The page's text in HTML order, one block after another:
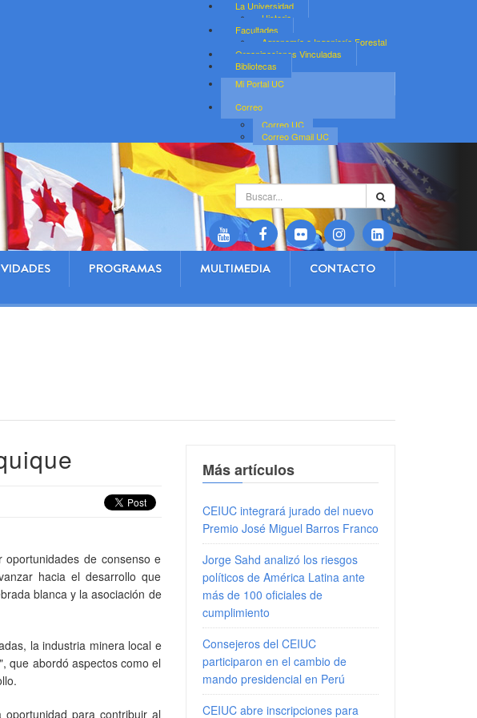
La Universidad
Historia
Facultades
Agronomía e Ingeniería Forestal
Organizaciones Vinculadas
Bibliotecas
Mi Portal UC
Correo
Correo UC
Correo Gmail UC
Buscar...
PROGRAMAS MULTIMEDIA CONTACTO
de consenso e
hacia el desarrollo que
blanca y la asociación de
la industria minera local e
que abordó aspectos como el
para contribuir al
Más artículos
CEIUC integrará jurado del nuevo
Premio José Miguel Barros Franco
Jorge Sahd analizó los riesgos
políticos de América Latina ante
más de 100 oficiales de
cumplimiento
Consejeros del CEIUC
participaron en el cambio de
mando presidencial en Perú
CEIUC abre inscripciones para